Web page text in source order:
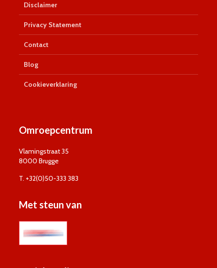
Disclaimer
Privacy Statement
Contact
Blog
Cookieverklaring
Omroepcentrum
Vlamingstraat 35
8000 Brugge
T. +32(0)50-333 383
Met steun van